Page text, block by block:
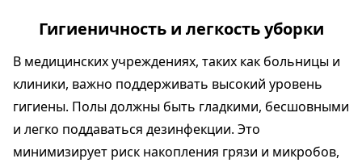
Гигиеничность и легкость уборки
В медицинских учреждениях, таких как больницы и
клиники, важно поддерживать высокий уровень
гигиены. Полы должны быть гладкими, бесшовными
и легко поддаваться дезинфекции. Это
минимизирует риск накопления грязи и микробов,